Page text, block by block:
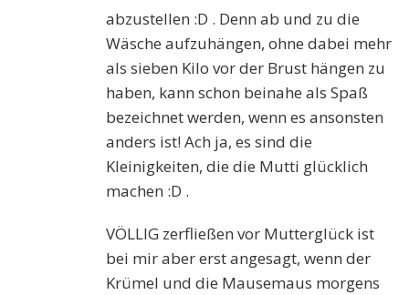
abzustellen :D . Denn ab und zu die
Wäsche aufzuhängen, ohne dabei mehr
als sieben Kilo vor der Brust hängen zu
haben, kann schon beinahe als Spaß
bezeichnet werden, wenn es ansonsten
anders ist! Ach ja, es sind die
Kleinigkeiten, die die Mutti glücklich
machen :D .
VÖLLIG zerfließen vor Mutterglück ist
bei mir aber erst angesagt, wenn der
Krümel und die Mausemaus morgens